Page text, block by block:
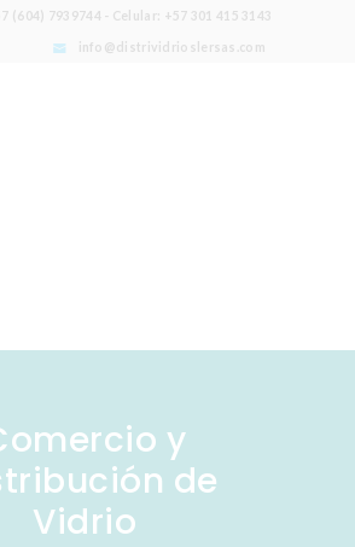
(604) 7939744 - Celular: +57 301 415 3143
info@distrividrioslersas.com
y
de
Vidrio